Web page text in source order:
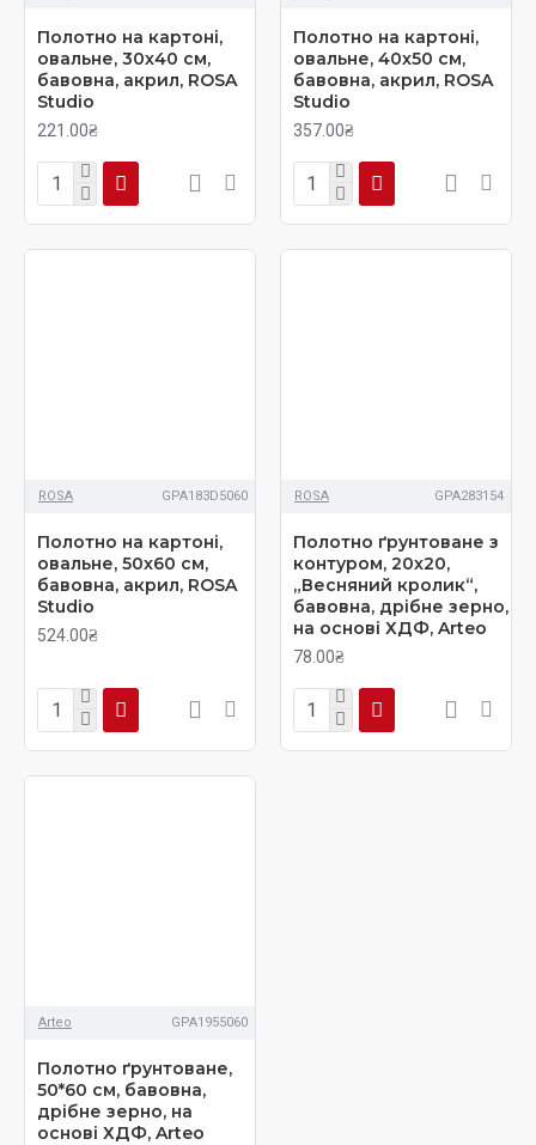
Полотно на картоні,
овальне, 30х40 см,
бавовна, акрил, ROSA
Studio
221.00₴
Полотно на картоні,
овальне, 40х50 см,
бавовна, акрил, ROSA
Studio
357.00₴
ROSA GPA183D5060
Полотно на картоні,
овальне, 50х60 см,
бавовна, акрил, ROSA
Studio
524.00₴
ROSA GPA283154
Полотно ґрунтоване з
контуром, 20х20,
„Весняний кролик“,
бавовна, дрібне зерно,
на основі ХДФ, Arteo
78.00₴
Arteo GPA1955060
Полотно ґрунтоване,
50*60 см, бавовна,
дрібне зерно, на
основі ХДФ, Arteo